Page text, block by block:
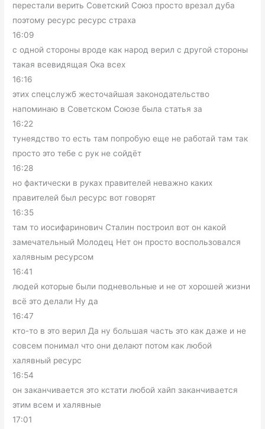
перестали верить Советский Союз просто врезал дуба
поэтому ресурс ресурс страха
16:09
с одной стороны вроде как народ верил с другой стороны
такая всевидящая Ока всех
16:16
этих спецслужб жесточайшая законодательство
напоминаю в Советском Союзе была статья за
16:22
тунеядство то есть там попробую еще не работай там так
просто это тебе с рук не сойдёт
16:28
но фактически в руках правителей неважно каких
правителей был ресурс вот говорят
16:35
там то иосифаринович Сталин построил вот он какой
замечательный Молодец Нет он просто воспользовался
халявным ресурсом
16:41
людей которые были подневольные и не от хорошей жизни
всё это делали Ну да
16:47
кто-то в это верил Да ну большая часть это как даже и не
совсем понимал что они делают потом как любой
халявный ресурс
16:54
он заканчивается это кстати любой хайп заканчивается
этим всем и халявные
17:01